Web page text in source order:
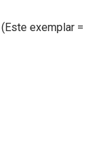
exemplar =